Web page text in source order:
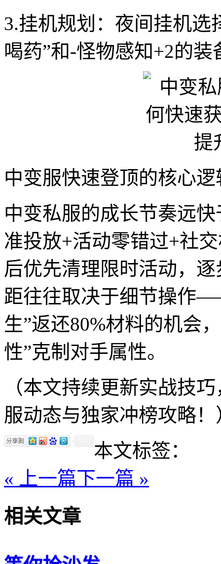
3.挂机规划：夜间挂机选
喝药”和-怪物感知+2的装
中变服快速登顶的核心逻
中变私服的成长节奏远
准投放+活动零错过+社
后优先清理限时活动，
距往往取决于细节操作
生”返还80%材料的机会
性”克制对手属性。
（本文持续更新实战技
服动态与独家冲榜攻略！
本文标签：
« 上一篇下一篇 »
相关文章